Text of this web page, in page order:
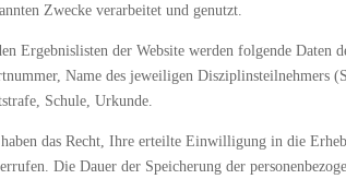
Zwecke verarbeitet und genutzt.
Ergebnislisten der Website werden folgende Daten
Name des jeweiligen Disziplinsteilnehmers
Schule, Urkunde.
das Recht, Ihre erteilte Einwilligung in die
Die Dauer der Speicherung der